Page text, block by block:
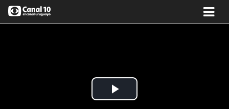
Play